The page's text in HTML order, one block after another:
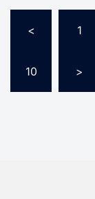
der
< 1
10 >